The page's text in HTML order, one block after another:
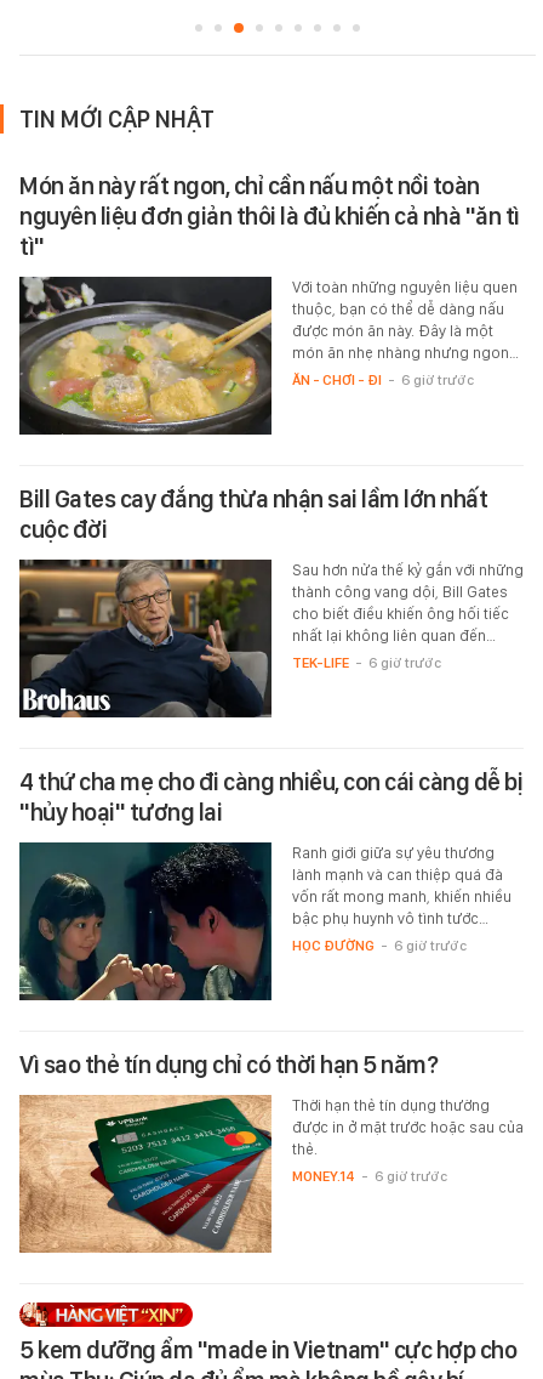
TIN MỚI CẬP NHẬT
Món ăn này rất ngon, chỉ cần nấu một nồi toàn
nguyên liệu đơn giản thôi là đủ khiến cả nhà "ăn tì
tì"
Với toàn những nguyên liệu quen
thuộc, bạn có thể dễ dàng nấu
được món ăn này. Đây là một
món ăn nhẹ nhàng nhưng ngon…
ĂN - CHƠI - ĐI - 6 giờ trước
Bill Gates cay đắng thừa nhận sai lầm lớn nhất
cuộc đời
Sau hơn nửa thế kỷ gắn với những
thành công vang dội, Bill Gates
cho biết điều khiến ông hối tiếc
nhất lại không liên quan đến…
TEK-LIFE - 6 giờ trước
4 thứ cha mẹ cho đi càng nhiều, con cái càng dễ bị
"hủy hoại" tương lai
Ranh giới giữa sự yêu thương
lành mạnh và can thiệp quá đà
vốn rất mong manh, khiến nhiều
bậc phụ huynh vô tình tước…
HỌC ĐƯỜNG - 6 giờ trước
Vì sao thẻ tín dụng chỉ có thời hạn 5 năm?
Thời hạn thẻ tín dụng thường
được in ở mặt trước hoặc sau của
thẻ.
MONEY.14 - 6 giờ trước
5 kem dưỡng ẩm "made in Vietnam" cực hợp cho